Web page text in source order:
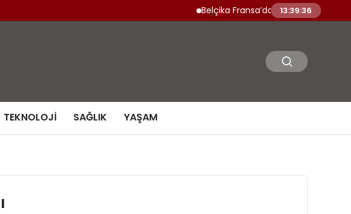
Belçika Fransa’daki Orman13:39:37
TEKNOLOJI SAĞLIK YAŞAM